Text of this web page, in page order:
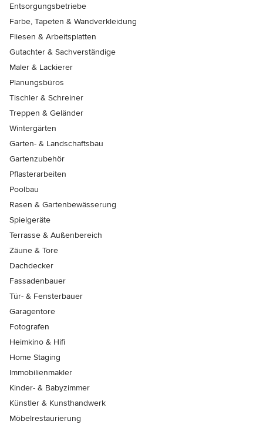
Entsorgungsbetriebe
Farbe, Tapeten & Wandverkleidung
Fliesen & Arbeitsplatten
Gutachter & Sachverständige
Maler & Lackierer
Planungsbüros
Tischler & Schreiner
Treppen & Geländer
Wintergärten
Garten- & Landschaftsbau
Gartenzubehör
Pflasterarbeiten
Poolbau
Rasen & Gartenbewässerung
Spielgeräte
Terrasse & Außenbereich
Zäune & Tore
Dachdecker
Fassadenbauer
Tür- & Fensterbauer
Garagentore
Fotografen
Heimkino & Hifi
Home Staging
Immobilienmakler
Kinder- & Babyzimmer
Künstler & Kunsthandwerk
Möbelrestaurierung